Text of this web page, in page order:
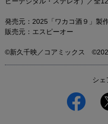
発売元：2025「ワカコ酒９」製
販売元：エスピーオー
©新久千映／コアミックス
シェ